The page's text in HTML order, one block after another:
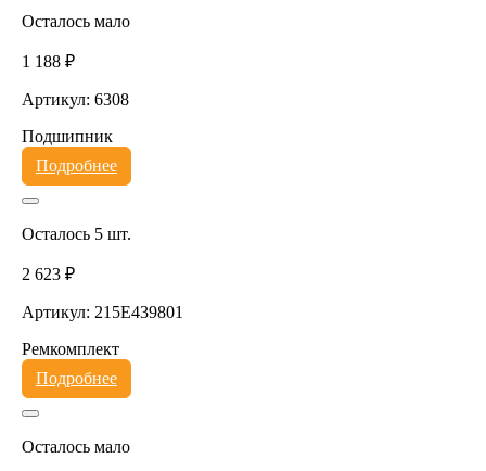
Осталось мало
1 188 ₽
Артикул: 6308
Подшипник
Подробнее
Осталось 5 шт.
2 623 ₽
Артикул: 215E439801
Ремкомплект
Подробнее
Осталось мало